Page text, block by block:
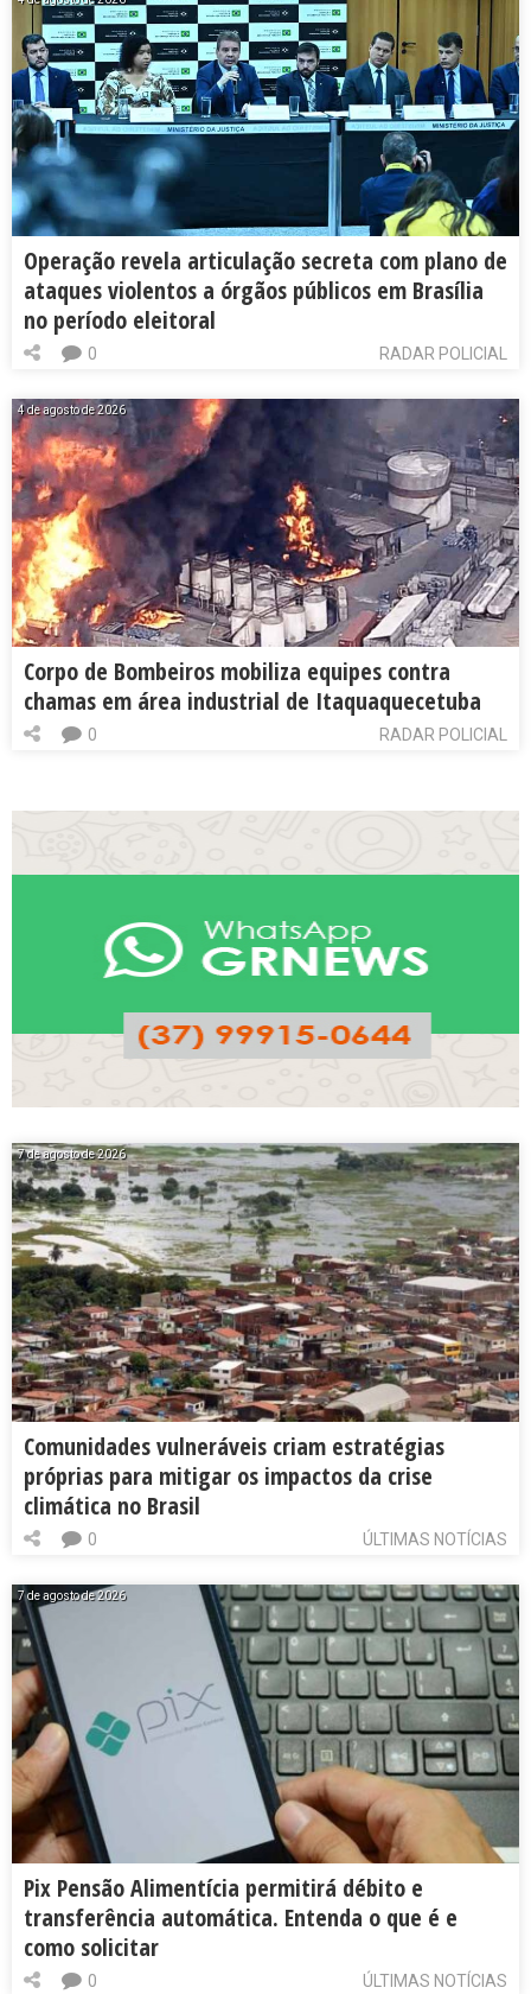
Operação revela articulação secreta com plano de
ataques violentos a órgãos públicos em Brasília
no período eleitoral
RADAR POLICIAL
0
4 de agosto de 2026
Corpo de Bombeiros mobiliza equipes contra
chamas em área industrial de Itaquaquecetuba
RADAR POLICIAL
0
7 de agosto de 2026
Comunidades vulneráveis criam estratégias
próprias para mitigar os impactos da crise
climática no Brasil
ÚLTIMAS NOTÍCIAS
0
7 de agosto de 2026
Pix Pensão Alimentícia permitirá débito e
transferência automática. Entenda o que é e
como solicitar
ÚLTIMAS NOTÍCIAS
0